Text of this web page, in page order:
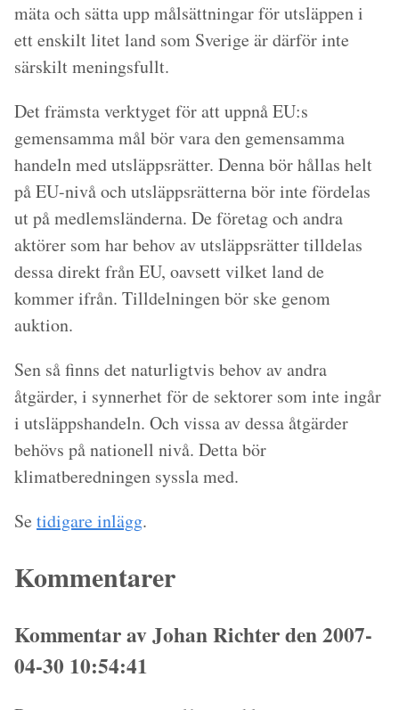
mäta och sätta upp målsättningar för utsläppen i
ett enskilt litet land som Sverige är därför inte
särskilt meningsfullt.
Det främsta verktyget för att uppnå EU:s
gemensamma mål bör vara den gemensamma
handeln med utsläppsrätter. Denna bör hållas helt
på EU-nivå och utsläppsrätterna bör inte fördelas
ut på medlemsländerna. De företag och andra
aktörer som har behov av utsläppsrätter tilldelas
dessa direkt från EU, oavsett vilket land de
kommer ifrån. Tilldelningen bör ske genom
auktion.
Sen så finns det naturligtvis behov av andra
åtgärder, i synnerhet för de sektorer som inte ingår
i utsläppshandeln. Och vissa av dessa åtgärder
behövs på nationell nivå. Detta bör
klimatberedningen syssla med.
Se tidigare inlägg.
Kommentarer
Kommentar av Johan Richter den 2007-
04-30 10:54:41